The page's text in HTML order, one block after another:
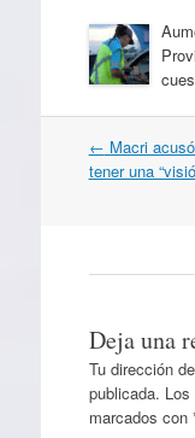
Navegación
por
← Macri
tener una
Deja una
Tu dirección
publicada.
marcados con